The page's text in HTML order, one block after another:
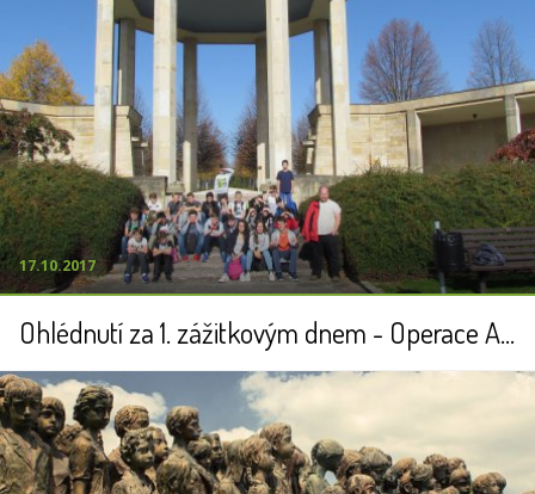
17.10.2017
Ohlédnutí za 1. zážitkovým dnem - Operace Anthropoid - Památník Lidice